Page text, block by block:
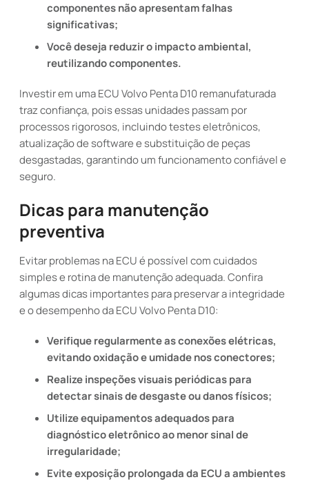
componentes não apresentam falhas
significativas;
Você deseja reduzir o impacto ambiental,
reutilizando componentes.
Investir em uma ECU Volvo Penta D10 remanufaturada
traz confiança, pois essas unidades passam por
processos rigorosos, incluindo testes eletrônicos,
atualização de software e substituição de peças
desgastadas, garantindo um funcionamento confiável e
seguro.
Dicas para manutenção
preventiva
Evitar problemas na ECU é possível com cuidados
simples e rotina de manutenção adequada. Confira
algumas dicas importantes para preservar a integridade
e o desempenho da ECU Volvo Penta D10:
Verifique regularmente as conexões elétricas,
evitando oxidação e umidade nos conectores;
Realize inspeções visuais periódicas para
detectar sinais de desgaste ou danos físicos;
Utilize equipamentos adequados para
diagnóstico eletrônico ao menor sinal de
irregularidade;
Evite exposição prolongada da ECU a ambientes